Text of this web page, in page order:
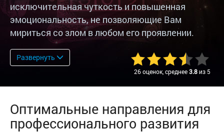
исключительная чуткость и повышенная
эмоциональность, не позволяющие Вам
мириться со злом в любом его проявлении.
Развернуть
26 оценок, среднее3.8из 5
Оптимальные направления для
профессионального развития